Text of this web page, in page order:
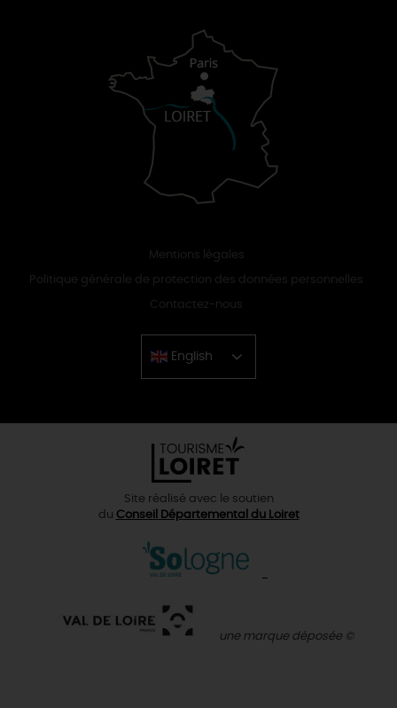
Mentions légales
Politique générale de protection des données personnelles
Contactez-nous
English
Chinese
Site réalisé avec le soutien
du Conseil Départemental du Loiret
une marque déposée ©